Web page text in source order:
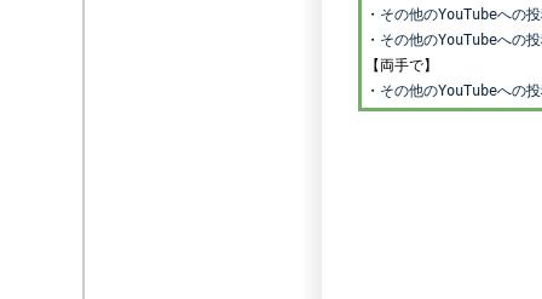
・ その他のYouTubeへの
・ その他のYouTubeへの
【両手で】
・ その他のYouTubeへの